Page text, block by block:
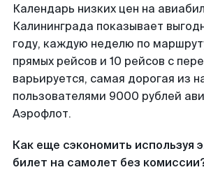
Календарь низких цен на
Калининграда показывает
году, каждую неделю по
прямых рейсов и 10 рейсов с
варьируется, самая дорогая из
пользователями 9000 рублей
Аэрофлот.
Как еще сэкономить используя
билет на самолет без